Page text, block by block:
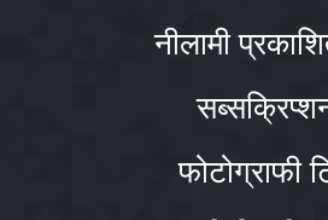
नीलामी
फोटोग्राफी